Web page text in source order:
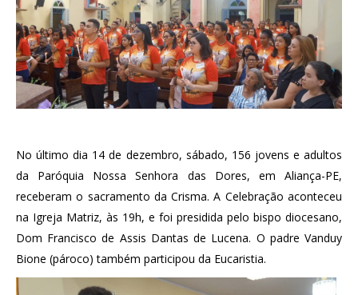
No último dia 14 de dezembro, sábado, 156 jovens e adultos
da Paróquia Nossa Senhora das Dores, em Aliança-PE,
receberam o sacramento da Crisma. A Celebração aconteceu
na Igreja Matriz, às 19h, e foi presidida pelo bispo diocesano,
Dom Francisco de Assis Dantas de Lucena. O padre Vanduy
Bione (pároco) também participou da Eucaristia.